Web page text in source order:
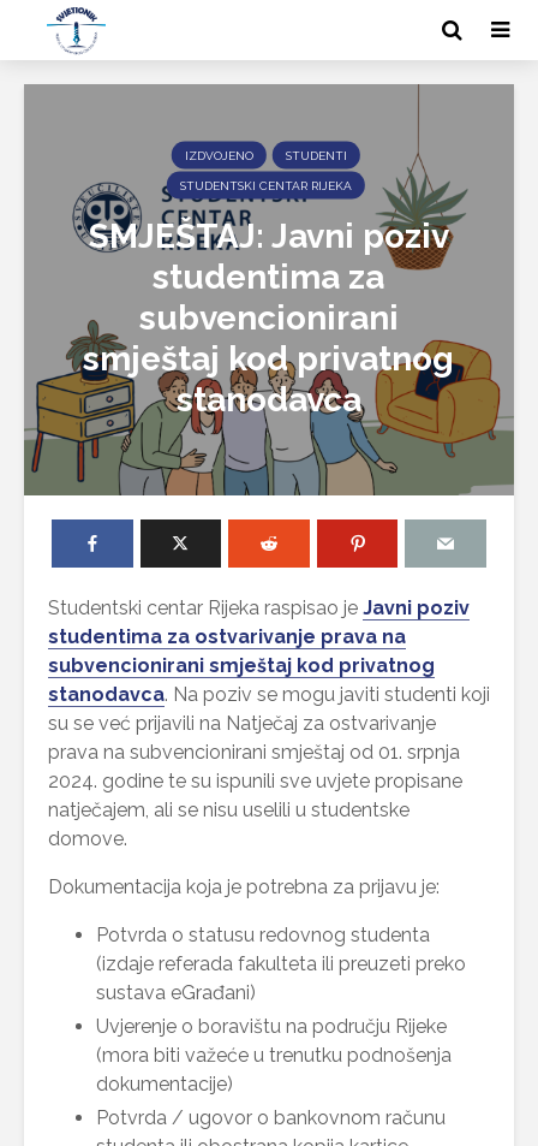
IZDVOJENO STUDENTI
STUDENTSKI CENTAR RIJEKA
SMJEŠTAJ: Javni poziv
studentima za
subvencionirani
smještaj kod privatnog
stanodavca
Studentski centar Rijeka raspisao je Javni poziv
studentima za ostvarivanje prava na
subvencionirani smještaj kod privatnog
stanodavca. Na poziv se mogu javiti studenti koji
su se već prijavili na Natječaj za ostvarivanje
prava na subvencionirani smještaj od 01. srpnja
2024. godine te su ispunili sve uvjete propisane
natječajem, ali se nisu uselili u studentske
domove.
Dokumentacija koja je potrebna za prijavu je:
Potvrda o statusu redovnog studenta
(izdaje referada fakulteta ili preuzeti preko
sustava eGrađani)
Uvjerenje o boravištu na području Rijeke
(mora biti važeće u trenutku podnošenja
dokumentacije)
Potvrda / ugovor o bankovnom računu